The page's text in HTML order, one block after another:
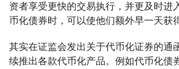
资者享受更快的交易执行，并更及时进
币化债券时，可以使他们额外早一天获
其实在证监会发出关于代币化证券的通
续推出各款代币化产品。例如代币化债